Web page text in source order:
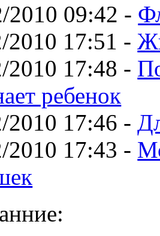
2010 09:42 -
2010 17:51 -
2010 17:48 -
ребенок
2010 17:46 -
2010 17:43 -